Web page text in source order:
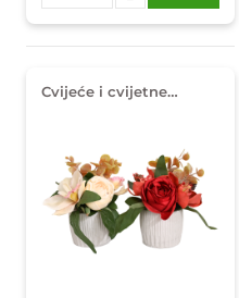
omiljene
Cvijeće i cvijetne